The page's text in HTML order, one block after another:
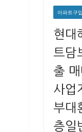
아파트구
현대
트담
출
사업
부대
층일